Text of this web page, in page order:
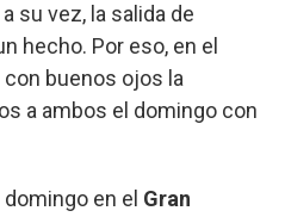
su vez, la salida de
hecho. Por eso, en el
con buenos ojos la
a ambos el domingo con
en el Gran